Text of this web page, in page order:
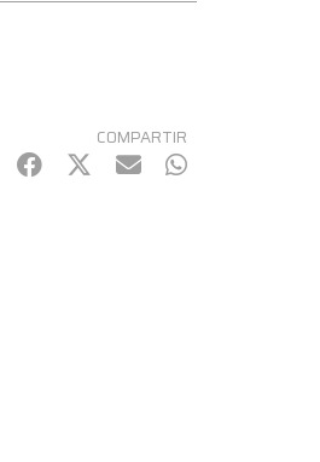
COMPARTIR
Facebook
Twitter
mail WhatsApp